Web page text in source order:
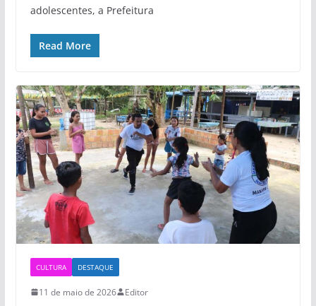
adolescentes, a Prefeitura
Read More
CULTURA DESTAQUE
11 de maio de 2026 Editor